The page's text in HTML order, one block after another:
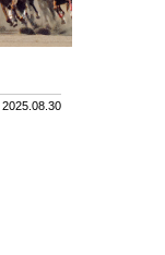
2025.08.30